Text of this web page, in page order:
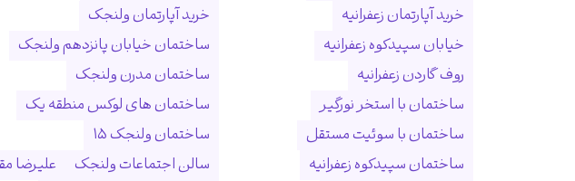
خرید آپارتمان زعفرانیه
خیابان سپیدکوه زعفرانیه
روف گاردن زعفرانیه
ساختمان با استخر نورگیر
ساختمان با سوئیت مستقل
ساختمان سپیدکوه زعفرانیه
خرید آپارتمان ولنجک
ساختمان خیابان پانزدهم ولنجک
ساختمان مدرن ولنجک
ساختمان های لوکس منطقه یک
ساختمان ولنجک ۱۵
سالن اجتماعات ولنجک
علیرضا